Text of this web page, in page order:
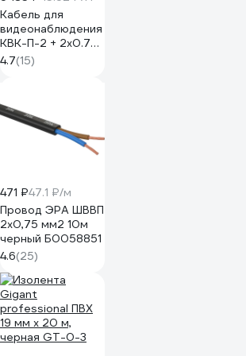
Кабель для
видеонаблюдения
КВК-П-2 + 2х0.75
кв.мм, 200м,
черный REXANT
4105
4.7(15)
471 ₽47.1 ₽/м
Провод ЭРА ШВВП
2x0,75 мм2 10м
черный Б0058851
4.6(25)